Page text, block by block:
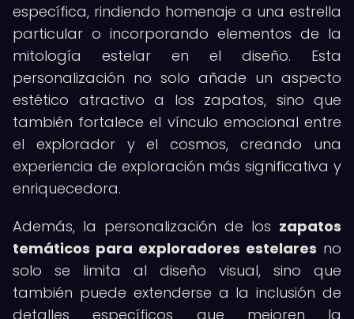
específica, rindiendo homenaje a una estrella
particular o incorporando elementos de la
mitología estelar en el diseño. Esta
personalización no solo añade un aspecto
estético atractivo a los zapatos, sino que
también fortalece el vínculo emocional entre
el explorador y el cosmos, creando una
experiencia de exploración más significativa y
enriquecedora.
Además, la personalización de los zapatos
temáticos para exploradores estelares no
solo se limita al diseño visual, sino que
también puede extenderse a la inclusión de
detalles específicos que mejoren la